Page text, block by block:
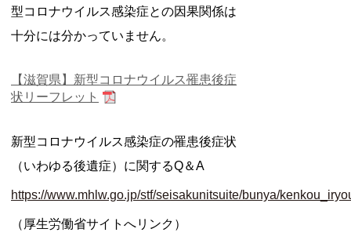
型コロナウイルス感染症との因果関係は
十分には分かっていません。
【滋賀県】新型コロナウイルス罹患後症
状リーフレット
新型コロナウイルス感染症の罹患後症状
（いわゆる後遺症）に関するQ＆A
https://www.mhlw.go.jp/stf/seisakunitsuite/bunya/
（厚生労働省サイトへリンク）